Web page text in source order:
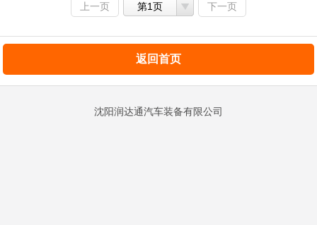
上一页 第1页 下一页
返回首页
沈阳润达通汽车装备有限公司